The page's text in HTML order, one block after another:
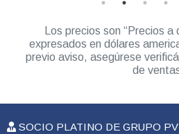
Los precios son “Precios
expresados en dólares
previo aviso, asegúrese
de
SOCIO PLATINO DE GRUPO PV